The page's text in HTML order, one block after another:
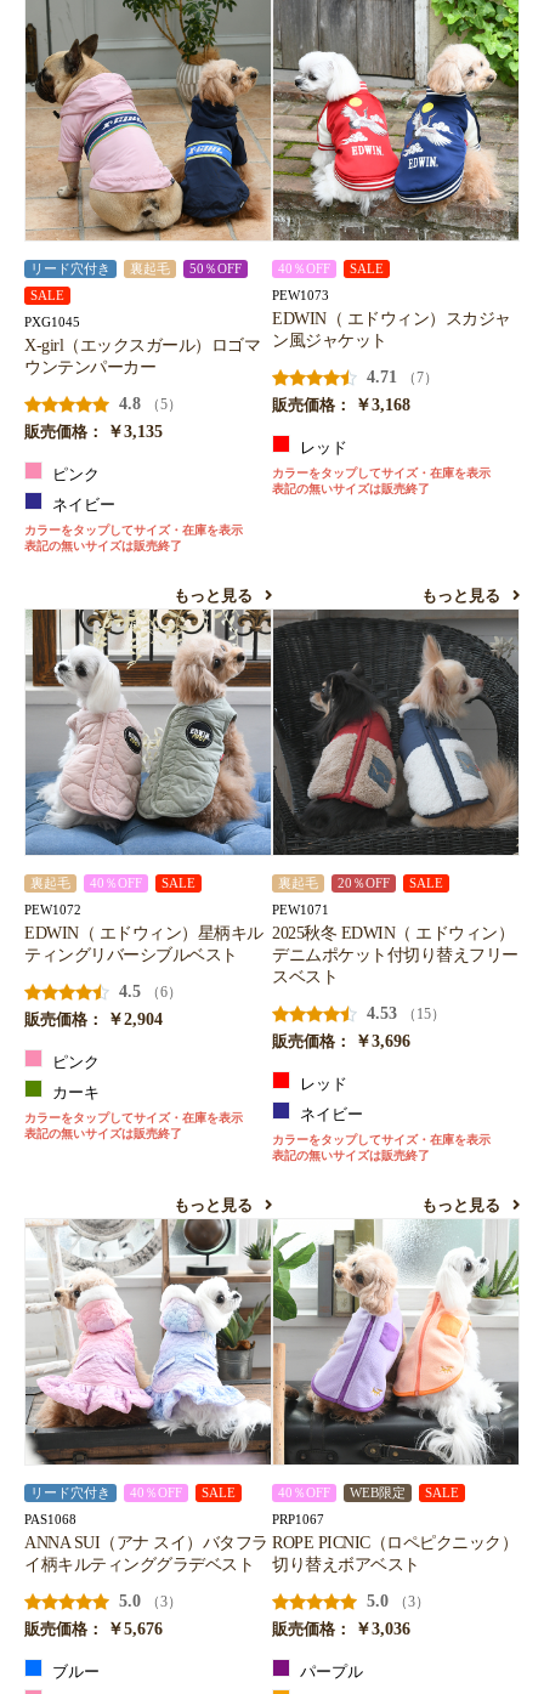
リード穴付き 裏起毛
50％OFF
SALE
PXG1045
X-girl（エックスガール）ロゴマ
ウンテンパーカー
4.8
（5）
販売価格：
￥3,135
ピンク
ネイビー
カラーをタップしてサイズ・在庫を表示
表記の無いサイズは販売終了
もっと見る
40％OFF SALE
PEW1073
EDWIN（ エドウィン）スカジャ
ン風ジャケット
4.71
（7）
販売価格：
￥3,168
レッド
カラーをタップしてサイズ・在庫を表示
表記の無いサイズは販売終了
もっと見る
裏起毛 40％OFF SALE
PEW1072
EDWIN（ エドウィン）星柄キル
ティングリバーシブルベスト
4.5
（6）
販売価格：
￥2,904
ピンク
カーキ
カラーをタップしてサイズ・在庫を表示
表記の無いサイズは販売終了
もっと見る
裏起毛 20％OFF SALE
PEW1071
2025秋冬 EDWIN（ エドウィン）
デニムポケット付切り替えフリー
スベスト
4.53
（15）
販売価格：
￥3,696
レッド
ネイビー
カラーをタップしてサイズ・在庫を表示
表記の無いサイズは販売終了
もっと見る
リード穴付き 40％OFF SALE
PAS1068
ANNA SUI（アナ スイ）バタフラ
イ柄キルティンググラデベスト
5.0
（3）
販売価格：
￥5,676
ブルー
40％OFF WEB限定 SALE
PRP1067
ROPE PICNIC（ロペピクニック）
切り替えボアベスト
5.0
（3）
販売価格：
￥3,036
パープル